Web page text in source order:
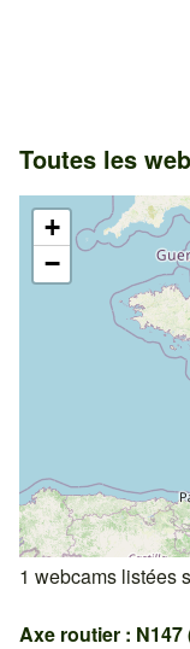
Toutes les
+
−
1 webcams listées
Axe routier : N147